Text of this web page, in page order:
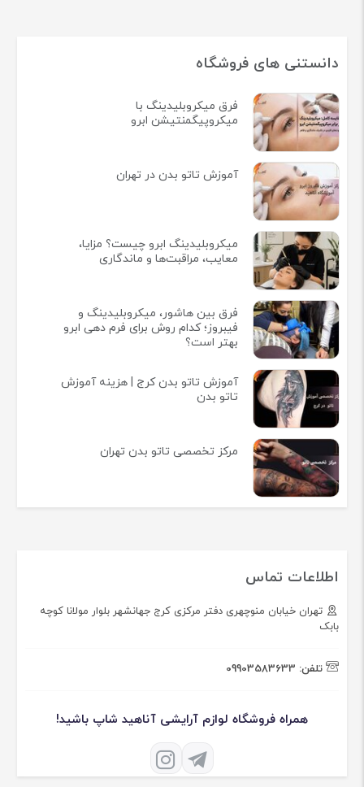
دانستنی های فروشگاه
فرق میکروبلیدینگ با
میکروپیگمنتیشن ابرو
آموزش تاتو بدن در تهران
میکروبلیدینگ ابرو چیست؟ مزایا،
معایب، مراقبت‌ها و ماندگاری
فرق بین هاشور، میکروبلیدینگ و
فیبروز؛ کدام روش برای فرم دهی ابرو
بهتر است؟
آموزش تاتو بدن کرج | هزینه آموزش
تاتو بدن
مرکز تخصصی تاتو بدن تهران
اطلاعات تماس
تهران خیابان منوچهری دفتر مرکزی کرج جهانشهر بلوار مولانا کوچه
بابک
تلفن: 09903583633
همراه فروشگاه لوازم آرایشی آناهید شاپ باشید!